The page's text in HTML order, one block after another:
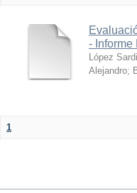
- Informe
López
Alejandro;
1